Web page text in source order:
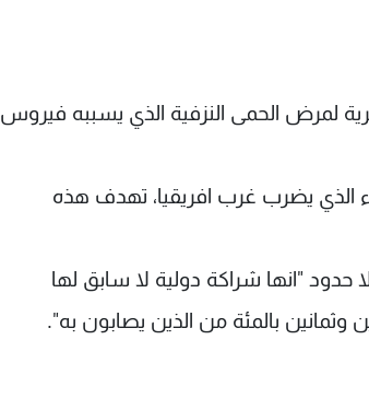
لمرض الحمى النزفية الذي يسببه فيروس
الذي يضرب غرب افريقيا، تهدف هذه
حدود "انها شراكة دولية لا سابق لها
بالمئة من الذين يصابون به".